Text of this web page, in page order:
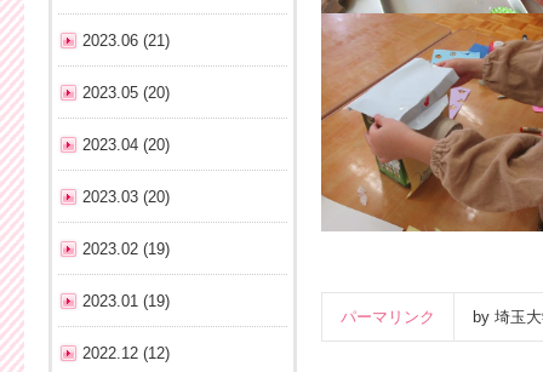
パーマリンク by 埼玉
2023.06 (21)
2023.05 (20)
2023.04 (20)
2023.03 (20)
2023.02 (19)
2023.01 (19)
2022.12 (12)